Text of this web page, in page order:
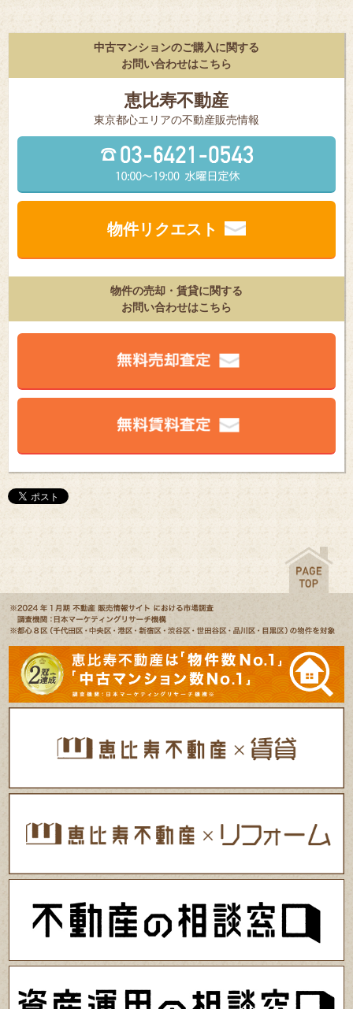
中古マンションのご購入に関する
お問い合わせはこちら
恵比寿不動産
東京都⼼エリアの不動産販売情報
物件リクエスト
物件の売却・賃貸に関する
お問い合わせはこちら